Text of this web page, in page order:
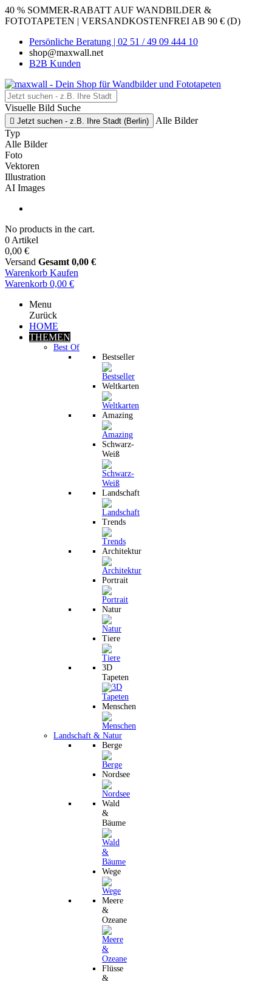
40 % SOMMER-RABATT AUF WANDBILDER &
FOTOTAPETEN | VERSANDKOSTENFREI AB 90 € (D)
Persönliche Beratung | 02 51 / 49 09 444 10
shop@maxwall.net
B2B Kunden
Visuelle Bild Suche
 Jetzt suchen - z.B. Ihre Stadt (Berlin)
Alle Bilder
Typ
Alle Bilder
Foto
Vektoren
Illustration
AI Images
No products in the cart.
0 Artikel
0,00 €
Versand Gesamt 0,00 €
Warenkorb Kaufen
Warenkorb 0,00 €
Menu
Zurück
HOME
THEMEN
Best Of
Bestseller
Weltkarten
Amazing
Schwarz-
Weiß
Landschaft
Trends
Architektur
Portrait
Natur
Tiere
3D
Tapeten
Menschen
Landschaft & Natur
Berge
Nordsee
Wald
&
Bäume
Wege
Meere
&
Ozeane
Flüsse
&